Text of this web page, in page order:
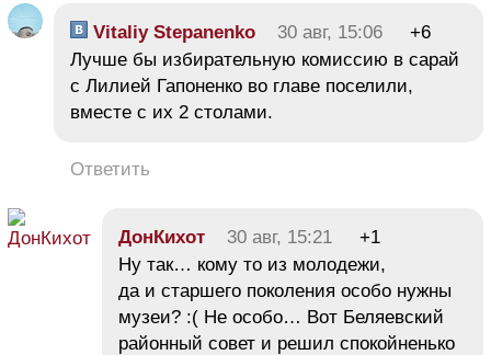
Vitaliy Stepanenko 30 авг, 15:06
+6
Лучше бы избирательную комиссию в сарай
с Лилией Гапоненко во главе поселили,
вместе с их 2 столами.
Ответить
ДонКихот 30 авг, 15:21
+1
Ну так… кому то из молодежи,
да и старшего поколения особо нужны
музеи? :( Не особо… Вот Беляевский
районный совет и решил спокойненько